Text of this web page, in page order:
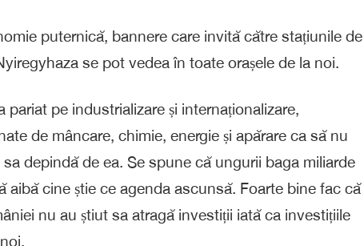
puternică, bannere care invită către stațiunile de
se pot vedea în toate orașele de la noi.
pariat pe industrializare și internaționalizare,
de mâncare, chimie, energie și apărare ca să nu
depindă de ea. Se spune că ungurii baga miliarde
aibă cine știe ce agenda ascunsă. Foarte bine fac că
nu au știut sa atragă investiții iată ca investițiile